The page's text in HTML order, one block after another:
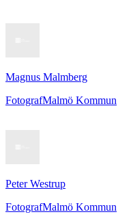
Magnus Malmberg
FotografMalmö Kommun
Peter Westrup
FotografMalmö Kommun